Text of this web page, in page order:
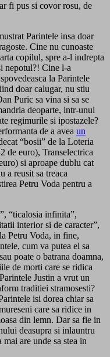
fi pus si covor rosu, de
Parintele insa doar
Cine nu cunoaste
copilul, spre a-l indrepta
nepotul?! Cine l-a
la Parintele
doar calugar, nu stiu
Puric sa vina si sa se
deoparte, intr-unul
regimurile si ipostazele?
de a avea un
“bosii” de la Loteria
de euro), Transelectrica
si aproape dublu cat
a reusit sa treaca
Petru Voda pentru a
“ticalosia infinita”,
interior si de caracter”,
Petru Voda, in fine,
cum va putea el sa
poate o batrana doamna,
de morti care se ridica
Justin a vrut un
traditiei stramosesti?
isi dorea chiar sa
care sa ridice in
din lemn. Dar sa fie in
deasupra si inlauntru
are unde sa stea in